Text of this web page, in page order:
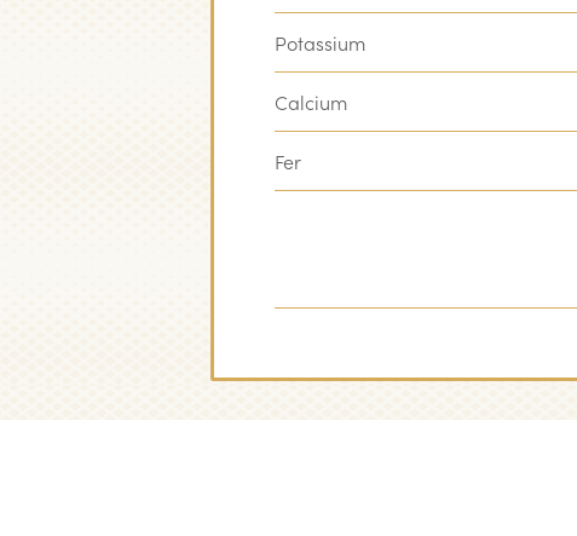
Potassium
Calcium
Fer